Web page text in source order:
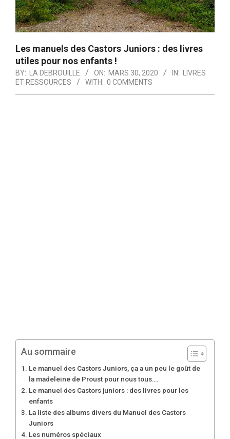
Les manuels des Castors Juniors : des livres
utiles pour nos enfants !
BY: LA DEBROUILLE ON: MARS 30, 2020 IN:
LIVRES
ET RESSOURCES
WITH: 0 COMMENTS
Au sommaire
Le manuel des Castors Juniors, ça a un peu le goût de
la madeleine de Proust pour nous tous….
Le manuel des Castors juniors : des livres pour les
enfants
La liste des albums divers du Manuel des Castors
Juniors
Les numéros spéciaux